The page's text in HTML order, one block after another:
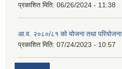
प्रकाशित मिति: 06/26/2024 - 11:38
आ.व. २०८०/८१ को योजना तथा परियोजना
प्रकाशित मिति: 07/24/2023 - 10:57